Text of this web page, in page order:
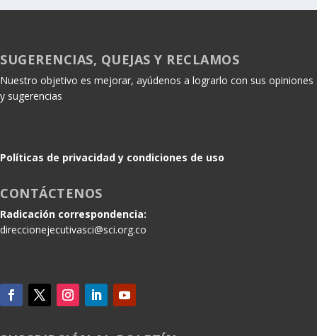
SUGERENCIAS, QUEJAS Y RECLAMOS
Nuestro objetivo es mejorar, ayúdenos a lograrlo con sus opiniones
y sugerencias
Políticas de privacidad y condiciones de uso
CONTÁCTENOS
Radicación correspondencia:
direccionejecutivasci@sci.org.co